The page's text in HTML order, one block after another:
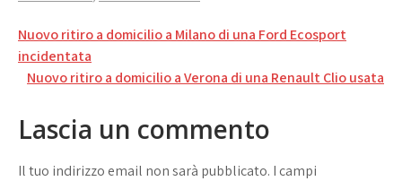
Navigazione
articoli
Nuovo ritiro a domicilio a Milano di una Ford Ecosport
incidentata
Nuovo ritiro a domicilio a Verona di una Renault Clio usata
Lascia un commento
Il tuo indirizzo email non sarà pubblicato. I campi